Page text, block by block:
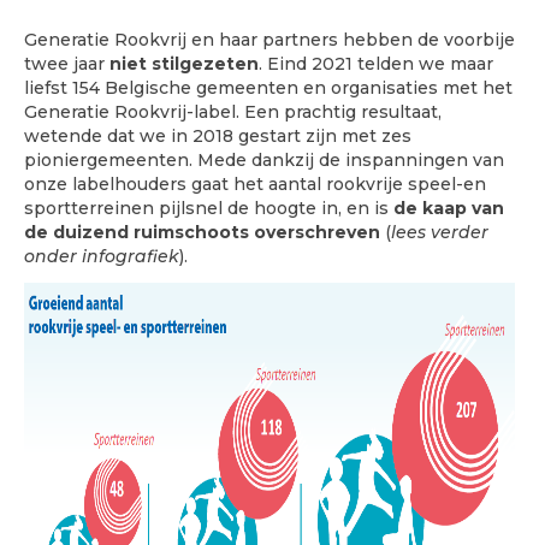
Generatie Rookvrij en haar partners hebben de voorbije
twee jaar niet stilgezeten. Eind 2021 telden we maar
liefst 154 Belgische gemeenten en organisaties met het
Generatie Rookvrij-label. Een prachtig resultaat,
wetende dat we in 2018 gestart zijn met zes
pioniergemeenten. Mede dankzij de inspanningen van
onze labelhouders gaat het aantal rookvrije speel-en
sportterreinen pijlsnel de hoogte in, en is de kaap van
de duizend ruimschoots overschreven (lees verder
onder infografiek).